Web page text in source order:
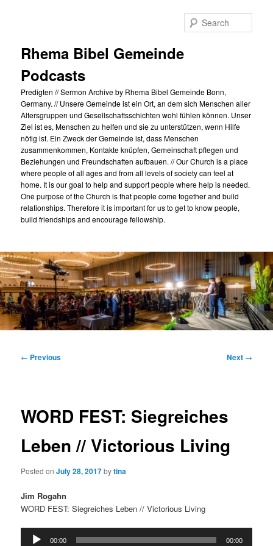
Rhema Bibel Gemeinde
Podcasts
Predigten // Sermon Archive by Rhema Bibel Gemeinde Bonn,
Germany. // Unsere Gemeinde ist ein Ort, an dem sich Menschen aller
Altersgruppen und Gesellschaftsschichten wohl fühlen können. Unser
Ziel ist es, Menschen zu helfen und sie zu unterstützen, wenn Hilfe
nötig ist. Ein Zweck der Gemeinde ist, dass Menschen
zusammenkommen, Kontakte knüpfen, Gemeinschaft pflegen und
Beziehungen und Freundschaften aufbauen. // Our Church is a place
where people of all ages and from all levels of society can feel at
home. It is our goal to help and support people where help is needed.
One purpose of the Church is that people come together and build
relationships. Therefore it is important for us to get to know people,
build friendships and encourage fellowship.
Post
← Previous Next →
WORD FEST: Siegreiches
Leben // Victorious Living
Posted onJuly 28, 2017bytina
Jim Rogahn
WORD FEST: Siegreiches Leben // Victorious Living
Audio
00:00 00:00